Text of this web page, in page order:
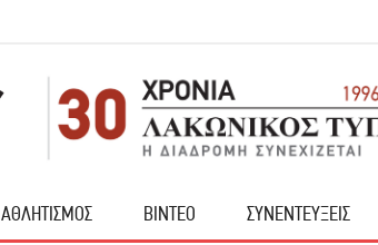
ΑΘΛΗΤΙΣΜΟΣ ΒΙΝΤΕΟ ΣΥΝΕΝΤΕΥΞΕΙΣ